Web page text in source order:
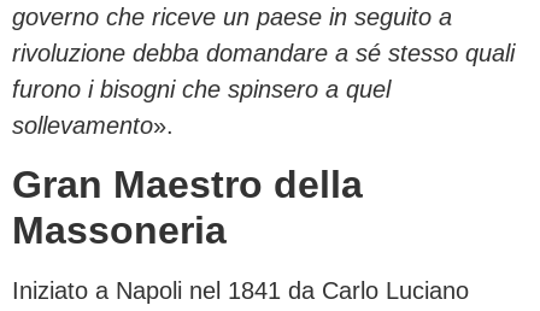
governo che riceve un paese in seguito a
rivoluzione debba domandare a sé stesso quali
furono i bisogni che spinsero a quel
sollevamento».
Gran Maestro della
Massoneria
Iniziato a Napoli nel 1841 da Carlo Luciano